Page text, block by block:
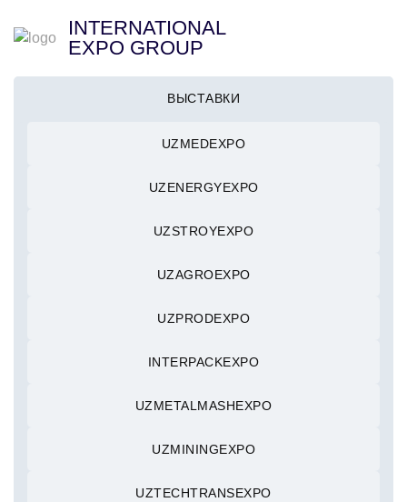
INTERNATIONAL
EXPO GROUP
ВЫСТАВКИ
UZMEDEXPO
UZENERGYEXPO
UZSTROYEXPO
UZAGROEXPO
UZPRODEXPO
INTERPACKEXPO
UZMETALMASHEXPO
UZMININGEXPO
UZTECHTRANSEXPO